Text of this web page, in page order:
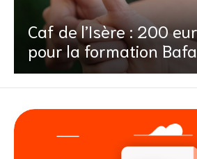
Caf de l’Isère : 200
pour la formation